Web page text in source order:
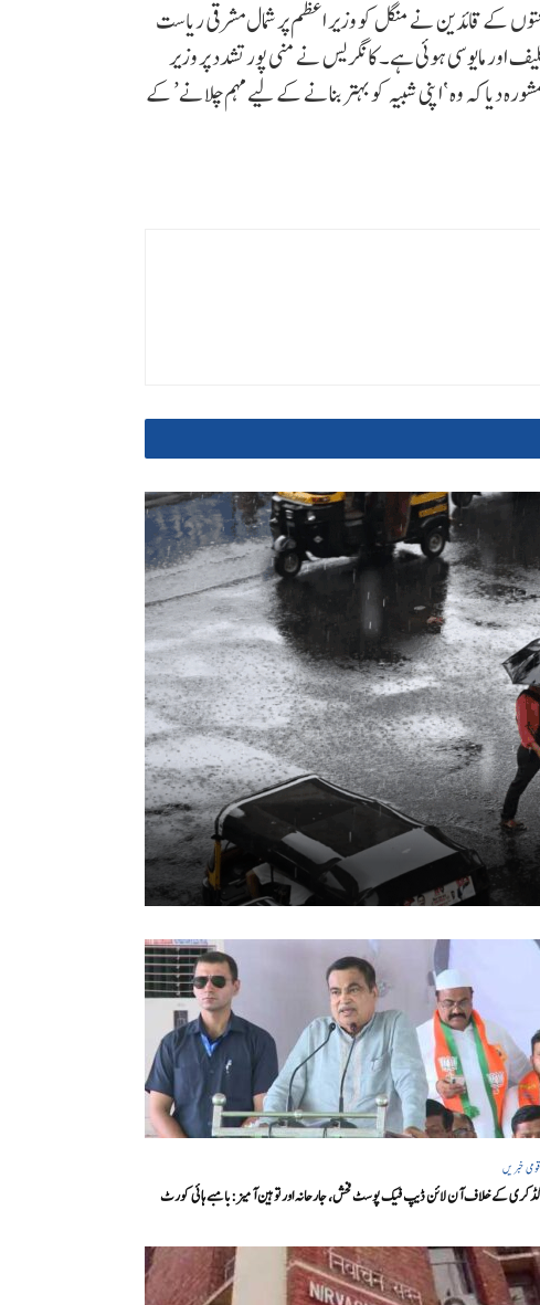
سے متاثرہ منی پور میں 10 اپوزیشن جماعتوں کے قائدین نے منگل کو وزیر اعظم پر شمال مشرقی ریاست
اور مایوسی ہوئی ہے۔ کانگریس نے منی پور تشدد پر وزیر
دیا کہ وہ ‘اپنی شبیہ کو بہتر بنانے کے لیے مہم چلانے’ کے
قومی خبریں
کے خلاف آن لائن ڈیپ فیک پوسٹ فحش، جارحانہ اور توہین آمیز:بامبے ہائی کورٹ